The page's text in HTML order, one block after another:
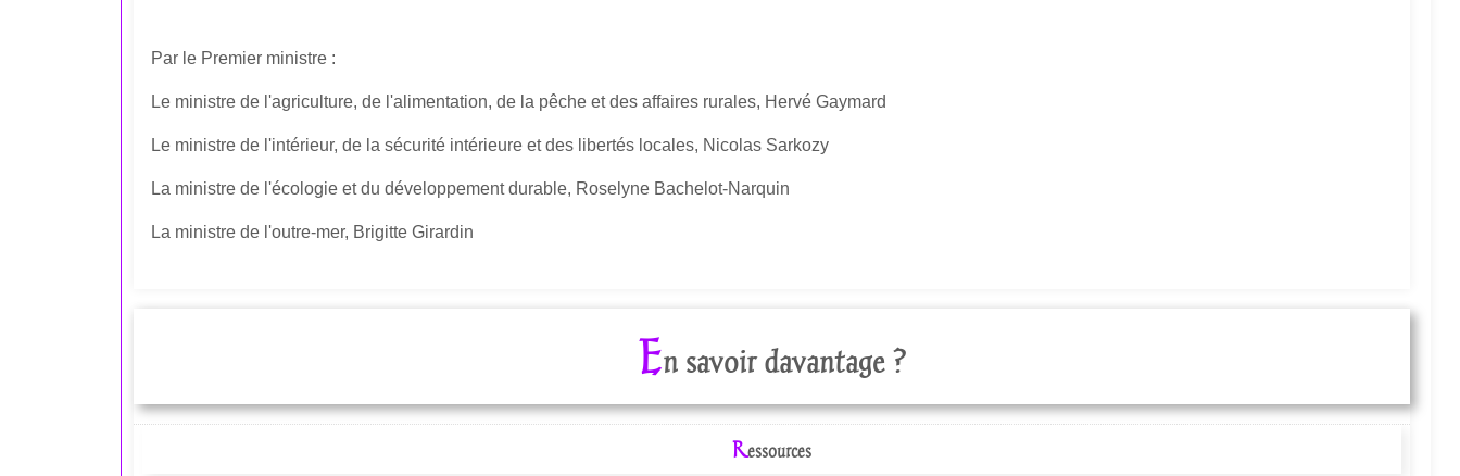
Par le Premier ministre :
Le ministre de l'agriculture, de l'alimentation, de la pêche et des affaires rurales, Hervé Gaymard
Le ministre de l'intérieur, de la sécurité intérieure et des libertés locales, Nicolas Sarkozy
La ministre de l'écologie et du développement durable, Roselyne Bachelot-Narquin
La ministre de l'outre-mer, Brigitte Girardin
En savoir davantage ?
Ressources